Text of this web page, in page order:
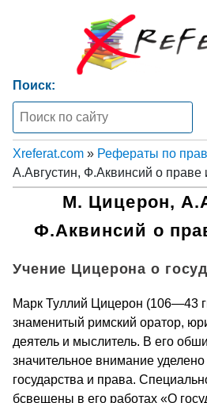
Поиск:
Xreferat.com » Рефераты по
А.Августин, Ф.Аквинсий о праве
М. Цицерон,
Ф.Аквинсий о
Учение Цицерона о
Марк Туллий Цицерон (106—43
знаменитый римский оратор,
деятель и мыслитель. В его
значительное внимание
государства и права.
бсвещены в его работах «О